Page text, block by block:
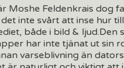
Moshe Feldenkrais dog
inte svårt att inse hur
både i bild &
har inte tjänat ut sin
varseblivning än